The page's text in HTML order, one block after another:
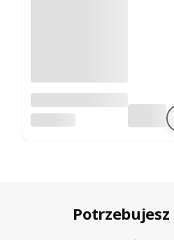
A4988 sterownik
silnika krokowego